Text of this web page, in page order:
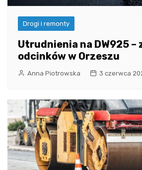
Drogi i remonty
Utrudnienia na DW925 –
odcinków w Orzeszu
Anna Piotrowska 3 czerwca